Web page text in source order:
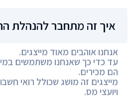
איך זה מתחבר להנהלת
אנחנו אוהבים מאוד מייצגים.
עד כדי כך שאנחנו משתמשים
הם מכירים.
מייצגים זה מושג שכולל רואי
ויועצי מס.